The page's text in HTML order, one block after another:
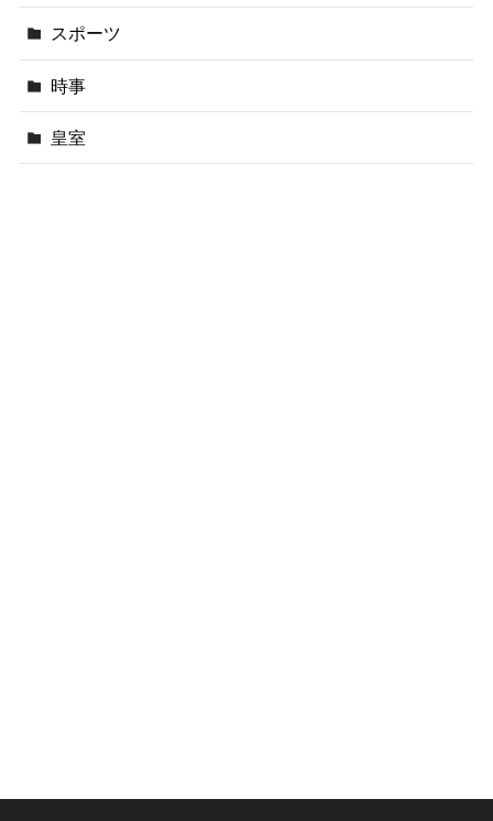
スポーツ
時事
皇室